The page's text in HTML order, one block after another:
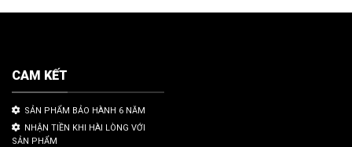
CAM KẾT
SẢN PHẨM BẢO HÀNH 6 NĂM
NHẬN TIỀN KHI HÀI LÒNG VỚI
SẢN PHẨM